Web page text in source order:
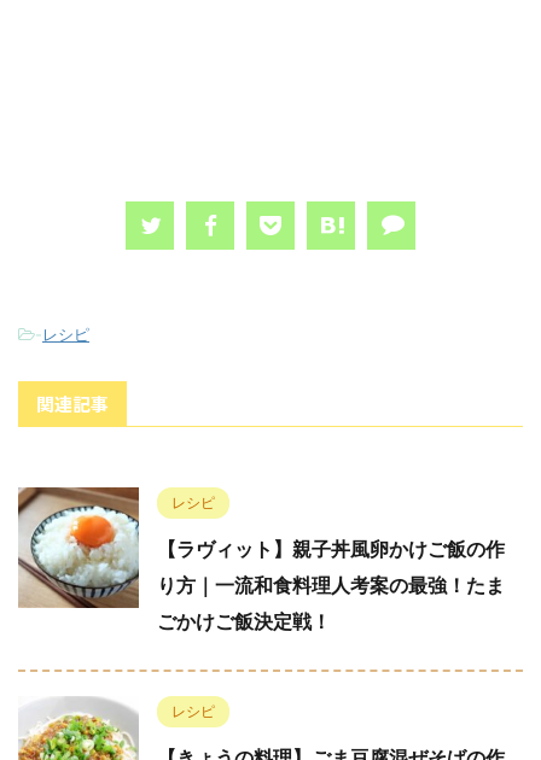
-レシピ
関連記事
レシピ
【ラヴィット】親子丼風卵かけご飯の作
り方｜一流和食料理人考案の最強！たま
ごかけご飯決定戦！
レシピ